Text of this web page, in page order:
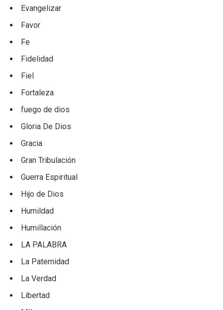
Evangelizar
Favor
Fe
Fidelidad
Fiel
Fortaleza
fuego de dios
Gloria De Dios
Gracia
Gran Tribulación
Guerra Espiritual
Hijo de Dios
Humildad
Humillación
LA PALABRA
La Paternidad
La Verdad
Libertad